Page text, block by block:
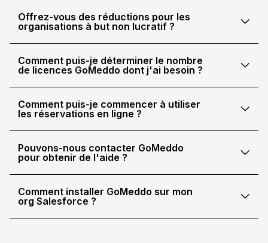
Offrez-vous des réductions pour les
organisations à but non lucratif ?
Comment puis-je déterminer le nombre
de licences GoMeddo dont j'ai besoin ?
Comment puis-je commencer à utiliser
les réservations en ligne ?
Pouvons-nous contacter GoMeddo
pour obtenir de l'aide ?
Comment installer GoMeddo sur mon
org Salesforce ?